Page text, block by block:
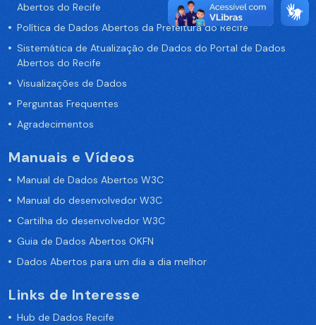
Abertos do Recife
Política de Dados Abertos da Prefeitura do Recife
Sistemática de Atualização de Dados do Portal de Dados
Abertos do Recife
Visualizações de Dados
Perguntas Frequentes
Agradecimentos
Manuais e Vídeos
Manual de Dados Abertos W3C
Manual do desenvolvedor W3C
Cartilha do desenvolvedor W3C
Guia de Dados Abertos OKFN
Dados Abertos para um dia a dia melhor
Links de Interesse
Hub de Dados Recife